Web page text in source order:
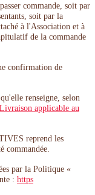
commande, soit par
soit par la
à l'Association et à
de la commande
confirmation de
renseigne, selon
applicable au
reprend les
commandée.
par la Politique «
: https